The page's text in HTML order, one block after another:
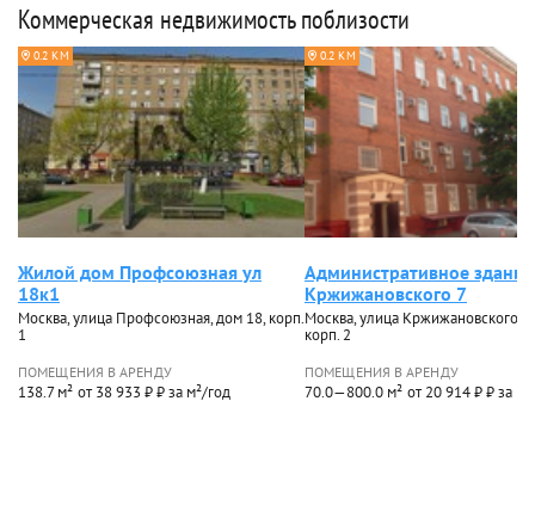
Коммерческая недвижимость поблизости
0.2 КМ
Жилой дом Профсоюзная ул
18к1
Москва, улица Профсоюзная, дом 18, корп.
1
ПОМЕЩЕНИЯ В АРЕНДУ
138.7 м² от 38 933 ₽ ₽ за м²/год
0.2 КМ
Административное здание
Кржижановского 7
Москва, улица Кржижановского,
корп. 2
ПОМЕЩЕНИЯ В АРЕНДУ
70.0—800.0 м² от 20 914 ₽ ₽ за